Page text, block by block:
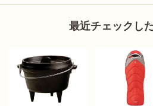
最近チェックし